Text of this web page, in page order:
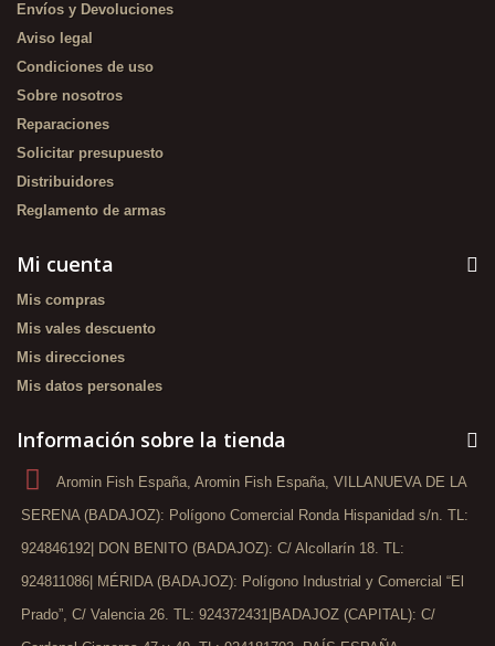
Envíos y Devoluciones
Aviso legal
Condiciones de uso
Sobre nosotros
Reparaciones
Solicitar presupuesto
Distribuidores
Reglamento de armas
Mi cuenta
Mis compras
Mis vales descuento
Mis direcciones
Mis datos personales
Información sobre la tienda
Aromin Fish España, Aromin Fish España, VILLANUEVA DE LA
SERENA (BADAJOZ): Polígono Comercial Ronda Hispanidad s/n. TL:
924846192| DON BENITO (BADAJOZ): C/ Alcollarín 18. TL:
924811086| MÉRIDA (BADAJOZ): Polígono Industrial y Comercial “El
Prado”, C/ Valencia 26. TL: 924372431|BADAJOZ (CAPITAL): C/